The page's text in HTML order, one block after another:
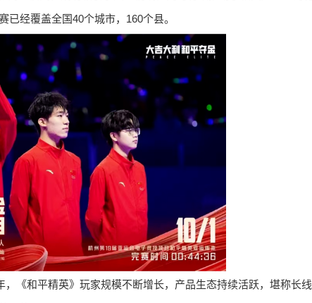
经覆盖全国40个城市，160个县。
《和平精英》玩家规模不断增长，产品生态持续活跃，堪称长线